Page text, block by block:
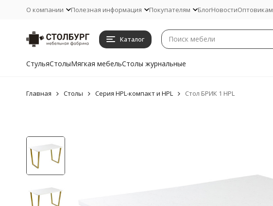
О компании Полезная информация Покупателям БлогНовостиОптовикам
Каталог
СтульяСтолыМягкая мебельСтолы журнальные
Главная Столы Серия HPL-компакт и HPL Стол БРИК 1 HPL